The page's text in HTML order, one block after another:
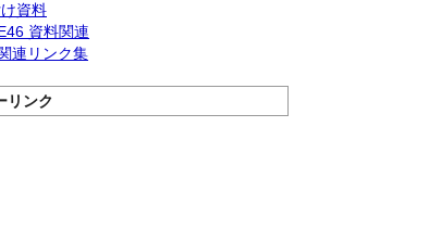
資料
資料関連
連リンク集
リンク